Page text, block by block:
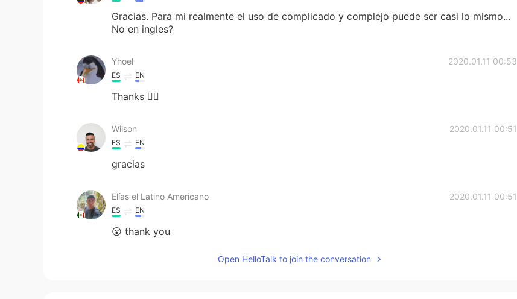
Gracias. Para mi realmente el uso de complicado y complejo puede ser casi lo mismo...
No en ingles?
Yhoel 2020.01.11 00:53
ES EN
Thanks 🙇‍♂️
Wilson 2020.01.11 00:51
ES EN
gracias
Elías el Latino Americano 2020.01.11 00:51
ES EN
😮 thank you
Open HelloTalk to join the conversation